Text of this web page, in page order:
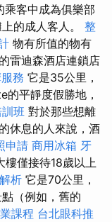
客中成為俱樂部
的成人客人。 整
物有所值的物有
雷迪森酒店連鎖店
務 它是35公里，
的平靜度假勝地，
班 對於那些想離
休息的人來說，酒
申請 商用冰箱 牙
樓僅接待18歲以上
析 它是70公里，
（例如，舊的
課程 台北眼科推